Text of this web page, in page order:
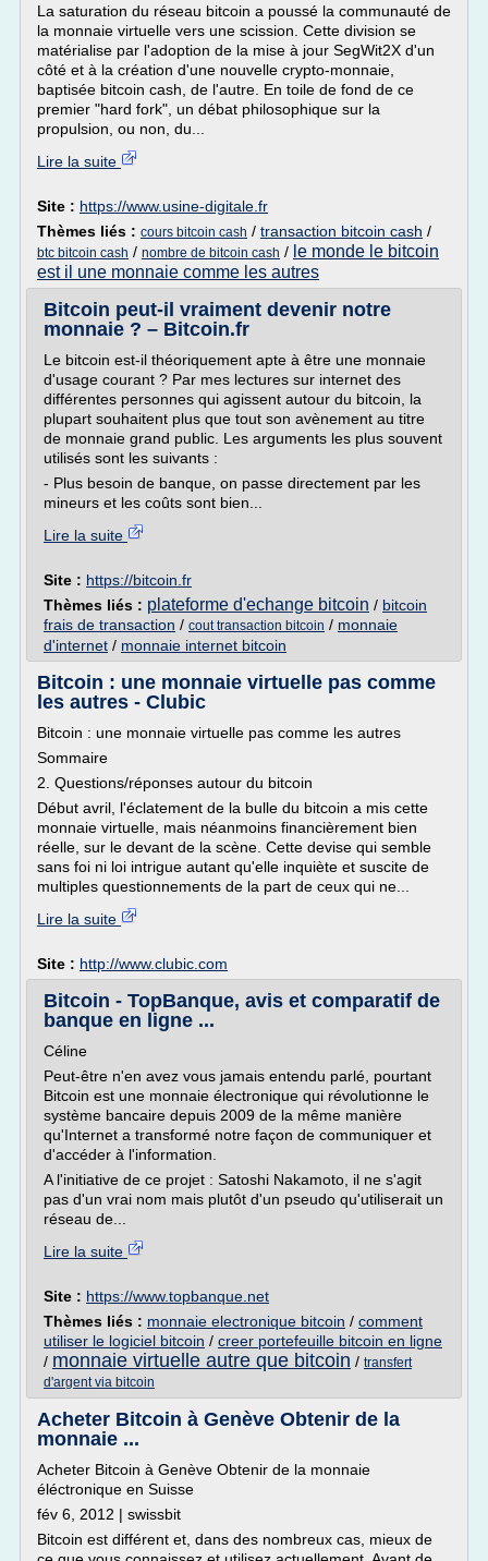
La saturation du réseau bitcoin a poussé la communauté de
la monnaie virtuelle vers une scission. Cette division se
matérialise par l'adoption de la mise à jour SegWit2X d'un
côté et à la création d'une nouvelle crypto-monnaie,
baptisée bitcoin cash, de l'autre. En toile de fond de ce
premier "hard fork", un débat philosophique sur la
propulsion, ou non, du...
Lire la suite
Site : https://www.usine-digitale.fr
Thèmes liés : cours bitcoin cash / transaction bitcoin cash /
btc bitcoin cash / nombre de bitcoin cash / le monde le bitcoin
est il une monnaie comme les autres
Bitcoin peut-il vraiment devenir notre
monnaie ? – Bitcoin.fr
Le bitcoin est-il théoriquement apte à être une monnaie
d'usage courant ? Par mes lectures sur internet des
différentes personnes qui agissent autour du bitcoin, la
plupart souhaitent plus que tout son avènement au titre
de monnaie grand public. Les arguments les plus souvent
utilisés sont les suivants :
- Plus besoin de banque, on passe directement par les
mineurs et les coûts sont bien...
Lire la suite
Site : https://bitcoin.fr
Thèmes liés : plateforme d'echange bitcoin / bitcoin
frais de transaction / cout transaction bitcoin / monnaie
d'internet / monnaie internet bitcoin
Bitcoin : une monnaie virtuelle pas comme
les autres - Clubic
Bitcoin : une monnaie virtuelle pas comme les autres
Sommaire
2. Questions/réponses autour du bitcoin
Début avril, l'éclatement de la bulle du bitcoin a mis cette
monnaie virtuelle, mais néanmoins financièrement bien
réelle, sur le devant de la scène. Cette devise qui semble
sans foi ni loi intrigue autant qu'elle inquiète et suscite de
multiples questionnements de la part de ceux qui ne...
Lire la suite
Site : http://www.clubic.com
Bitcoin - TopBanque, avis et comparatif de
banque en ligne ...
Céline
Peut-être n'en avez vous jamais entendu parlé, pourtant
Bitcoin est une monnaie électronique qui révolutionne le
système bancaire depuis 2009 de la même manière
qu'Internet a transformé notre façon de communiquer et
d'accéder à l'information.
A l'initiative de ce projet : Satoshi Nakamoto, il ne s'agit
pas d'un vrai nom mais plutôt d'un pseudo qu'utiliserait un
réseau de...
Lire la suite
Site : https://www.topbanque.net
Thèmes liés : monnaie electronique bitcoin / comment
utiliser le logiciel bitcoin / creer portefeuille bitcoin en ligne
/ monnaie virtuelle autre que bitcoin / transfert
d'argent via bitcoin
Acheter Bitcoin à Genève Obtenir de la
monnaie ...
Acheter Bitcoin à Genève Obtenir de la monnaie
éléctronique en Suisse
fév 6, 2012 | swissbit
Bitcoin est différent et, dans des nombreux cas, mieux de